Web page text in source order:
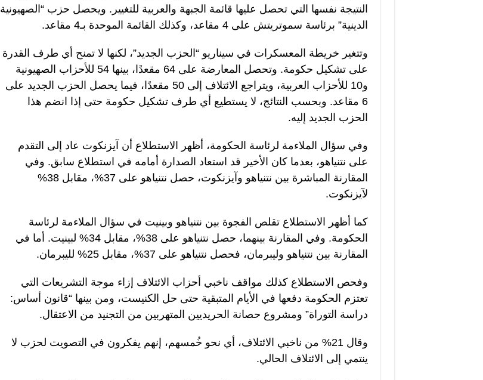
النتيجة نفسها التي تحصل عليها قائمة الجبهة والعربية للتغيير. ويحصل حزب “الصهيونية
الدينية” برئاسة سموتريتش على 4 مقاعد، وكذلك القائمة الموحدة بـ4 مقاعد.
وتتغير خريطة المعسكرات في سيناريو “الحزب الجديد”، لكنها لا تمنح أي طرف القدرة
على تشكيل حكومة. وتحصل المعارضة على 64 مقعدًا، بينها 54 للأحزاب الصهيونية
و10 للأحزاب العربية، ويتراجع الائتلاف إلى 50 مقعدًا، فيما يحصل الحزب الجديد على
6 مقاعد. وبحسب النتائج، لا يستطيع أي طرف تشكيل حكومة حتى إذا انضم هذا
الحزب الجديد إليه.
وفي سؤال الملاءمة لرئاسة الحكومة، أظهر الاستطلاع أن آيزنكوت عاد إلى التقدم
على نتنياهو، بعدما كان الأخير قد استعاد الصدارة أمامه في استطلاع سابق. وفي
المقارنة المباشرة بين نتنياهو وآيزنكوت، حصل نتنياهو على 37%، مقابل 38%
لآيزنكوت.
كما أظهر الاستطلاع تقلص الفجوة بين نتنياهو وبينيت في سؤال الملاءمة لرئاسة
الحكومة. وفي المقارنة بينهما، حصل نتنياهو على 38%، مقابل 34% لبينيت. أما في
المقارنة بين نتنياهو وليبرمان، فحصل نتنياهو على 37%، مقابل 25% لليبرمان.
وفحص الاستطلاع كذلك مواقف ناخبي أحزاب الائتلاف إزاء موجة التشريعات التي
تعتزم الحكومة دفعها في الأيام المتبقية حتى حل الكنيست، ومن بينها “قانون أساس:
دراسة التوراة” ومشروع حصانة الحريديين المتهربين من التجنيد من الاعتقال.
وقال 21% من ناخبي الائتلاف، أي نحو خُمسهم، إنهم يفكرون في التصويت لحزب لا
ينتمي إلى الائتلاف الحالي.